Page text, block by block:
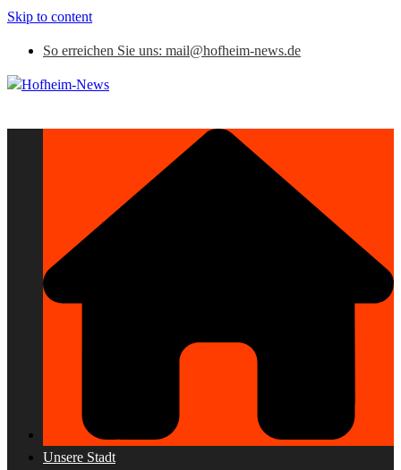
Skip to content
So erreichen Sie uns: mail@hofheim-news.de
Unsere Stadt